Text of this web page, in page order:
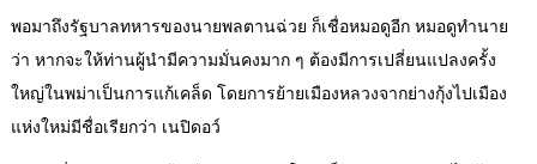
พอมาถึงรัฐบาลทหารของนายพลตานฉ่วย ก็เชื่อหมอดูอีก หมอดูทำนาย
ว่า หากจะให้ท่านผู้นำมีความมั่นคงมาก ๆ ต้องมีการเปลี่ยนแปลงครั้ง
ใหญ่ในพม่าเป็นการแก้เคล็ด โดยการย้ายเมืองหลวงจากย่างกุ้งไปเมือง
แห่งใหม่มีชื่อเรียกว่า เนปิดอว์